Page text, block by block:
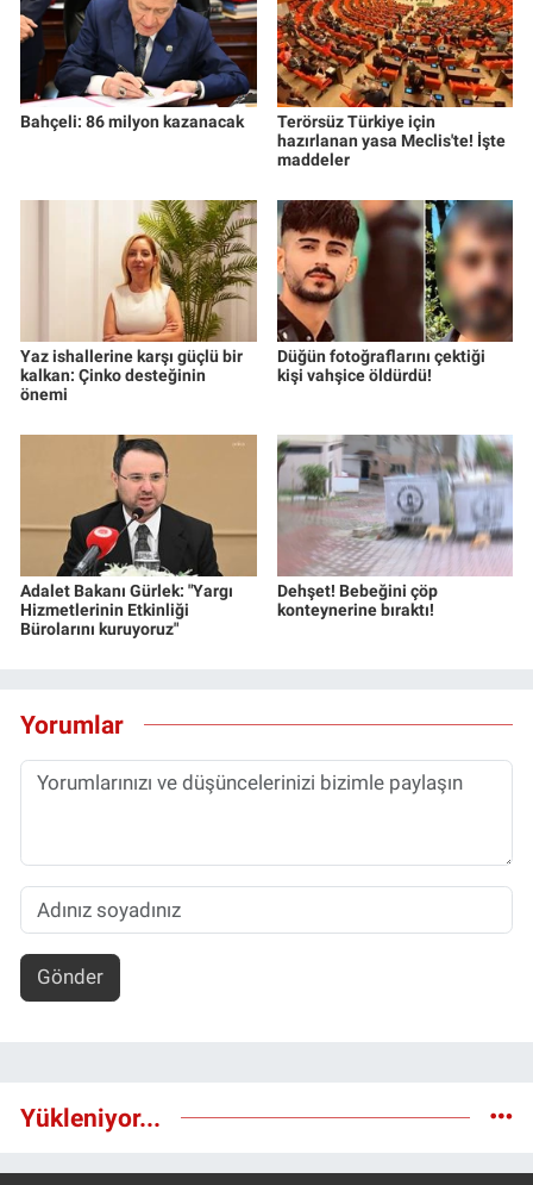
Bahçeli: 86 milyon kazanacak
Terörsüz Türkiye için
hazırlanan yasa Meclis'te! İşte
maddeler
Yaz ishallerine karşı güçlü bir
kalkan: Çinko desteğinin
önemi
Düğün fotoğraflarını çektiği
kişi vahşice öldürdü!
Adalet Bakanı Gürlek: "Yargı
Hizmetlerinin Etkinliği
Bürolarını kuruyoruz"
Dehşet! Bebeğini çöp
konteynerine bıraktı!
Yorumlar
Gönder
Yükleniyor...